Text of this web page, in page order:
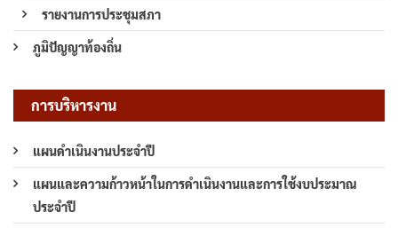
รายงานการประชุมสภา
ภูมิปัญญาท้องถิ่น
การบริหารงาน
แผนดำเนินงานประจำปี
แผนและความก้าวหน้าในการดำเนินงานและการใช้งบประมาณ
ประจำปี